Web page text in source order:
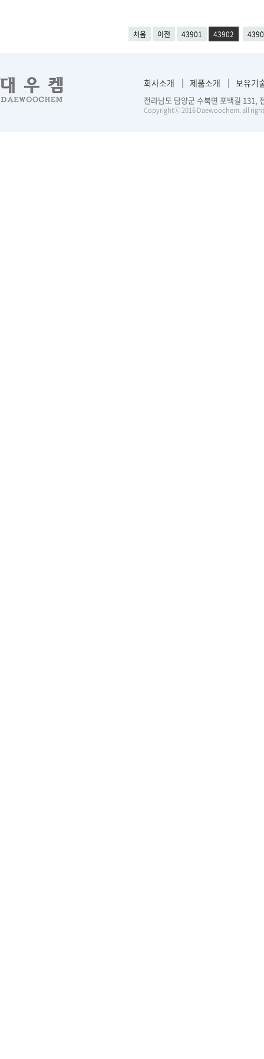
처음 이전 43901 43902
회사소개 제품소개 보유기
전라남도 담양군 수북면 포백길
Copyrightⓒ 2016 Daewoochem. all